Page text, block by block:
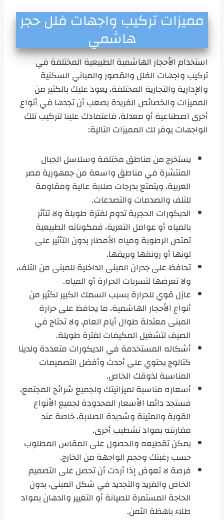
مميزات تركيب واجهات فلل حجر
هاشمي
استخدام الأحجار الهاشمية الطبيعية المختلفة في
تركيب واجهات الفلل والقصور والمباني السكنية
والإدارية والتجارية المختلفة، يعود عليك بالكثير من
المميزات والخصائص الفريدة يصعب أن تجدها في أنواع
أخرى اصطناعية أو معدلة، فاعتمادك علينا لتركيب تلك
الواجهات يوفر لك المميزات التالية:
يستخرج من مناطق مختلفة وسلاسل الجبال
المنتشرة في مناطق واسعة من جمهورية مصر
العربية، ويتمتع بدرجات صلابة عالية ومقاومة
للتلف والصدمات والتصدعات.
الديكورات الحجرية تدوم لفترة طويلة ولا تتأثر
بالمياه أو عوامل التعرية، فمكوناته الطبيعية
تمتص الرطوبة ومياه الأمطار بدون التأثير على
لونها أو رونقها وبريقها.
تحافظ على جدران المبنى الداخلية للمبنى من التلف،
ولا تعرضها لتسربات الحرارة أو المياه.
عازل قوي للحرارة بسبب السمك الكبير لكثير من
أنواع الأحجار الهاشمية، ما يحافظ على حرارة
المبنى معتدلة طوال أيام العام، ولا تحتاج في
الصيف لتشغيل المكيفات لفترة طويلة.
أشكاله المستخدمة في الديكورات متعددة ولدينا
كتالوج يحتوي على أحدث وأفضل التصميمات
المناسبة لذوقك الخاص.
أسعاره مناسبة لميزانيتك ولجميع شرائح المجتمع،
فستجد دائما الأسعار المحدودة لجميع الأنواع
القوية والمتينة وشديدة الصلابة، خاصة عند
مقارنته بمواد تشطيب أخرى.
يمكن تقطيعه والحصول على المقاس المطلوب
حسب رغبتك وحجم الواجهة من الخارج.
فرصة لا تعوض إذا أردت أن تحصل على التصميم
الخاص والفريد والتجديد في شكل المبنى، بدون
الحاجة المستمرة للصيانة أو التغيير والدهان بمواد
طلاء باهظة الثمن.